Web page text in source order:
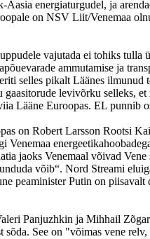
energiaturgudel, ja
on NSV Liit/Venemaa
vajutada ei tohiks
ammutamise ja
selles pikalt Läänes
levivõrku selleks,
Lääne Euroopas. EL
on Robert Larsson Rootsi
jaoks Venemaal võivad
võib“. Nord Streami
peaminister Putin on
Panjuzhkin ja Mihhail
See on "võimas vene